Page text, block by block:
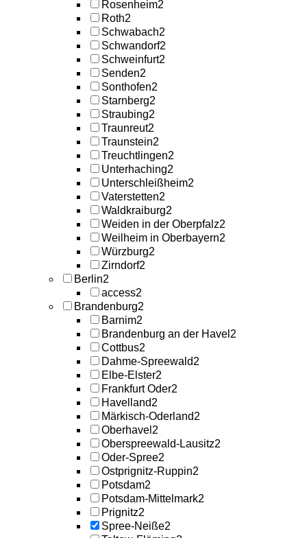
Rosenheim2
Roth2
Schwabach2
Schwandorf2
Schweinfurt2
Senden2
Sonthofen2
Starnberg2
Straubing2
Traunreut2
Traunstein2
Treuchtlingen2
Unterhaching2
Unterschleißheim2
Vaterstetten2
Waldkraiburg2
Weiden in der Oberpfalz2
Weilheim in Oberbayern2
Würzburg2
Zirndorf2
Berlin2
access2
Brandenburg2
Barnim2
Brandenburg an der Havel 2
Cottbus2
Dahme-Spreewald2
Elbe-Elster2
Frankfurt Oder2
Havelland2
Märkisch-Oderland2
Oberhavel 2
Oberspreewald-Lausitz2
Oder-Spree2
Ostprignitz-Ruppin2
Potsdam2
Potsdam-Mittelmark2
Prignitz2
Spree-Neiße2